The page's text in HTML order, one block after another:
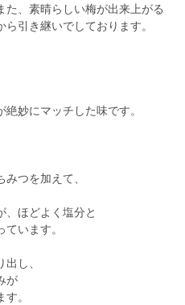
、素晴らしい梅が出来上がる
引き継いでしております。
妙にマッチした味です。
つを加えて、
、ほどよく塩分と
います。
し、
が
。